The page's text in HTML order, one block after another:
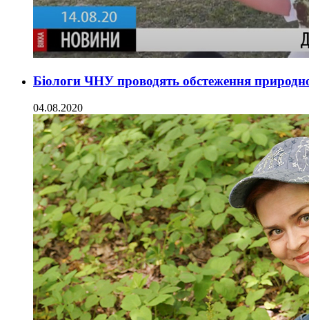
Біологи ЧНУ проводять обстеження
04.08.2020